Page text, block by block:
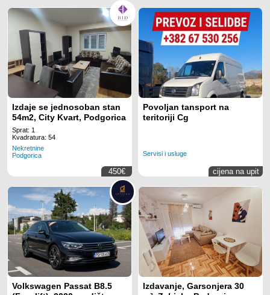
Izdaje se jednosoban stan
54m2, City Kvart, Podgorica
Sprat: 1
Kvadratura: 54
Nekretnine
Podgorica
450€
Povoljan tansport na
teritoriji Cg
Servisi i usluge
cijena na upit
Volkswagen Passat B8.5
Izdavanje, Garsonjera 30